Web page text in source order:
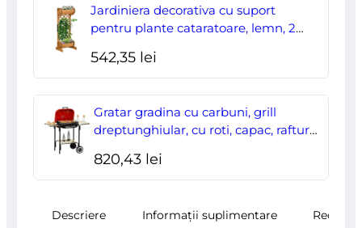
Jardiniera decorativa cu suport
pentru plante cataratoare, lemn, 2
542,35 lei
Gratar gradina cu carbuni, grill
dreptunghiular, cu roti, capac, rafturi,
820,43 lei
Descriere Informații suplimentare